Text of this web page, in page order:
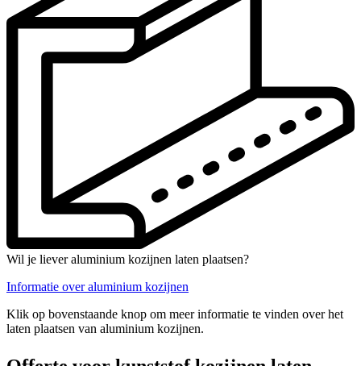
Wil je liever aluminium kozijnen laten plaatsen?
Informatie over aluminium kozijnen
Klik op bovenstaande knop om meer informatie te vinden over het
laten plaatsen van aluminium kozijnen.